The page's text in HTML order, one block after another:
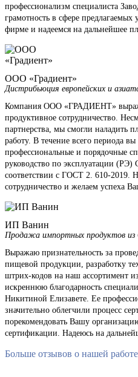
профессионализм специалиста
грамотность в сфере
фирме и надеемся на дальнейшее
ООО «Градиент»
Дистрибьюция европейских и
Компания ООО «ГРАДИЕНТ»
продуктивное сотрудничество.
партнерства, мы смогли наладить
работу. В течение всего периода вы
профессиональные и порядочные
руководство по эксплуатации (РЭ)
соответствии с ГОСТ 2. 610-2019.
сотрудничество и желаем успеха
ИП Ванин
Продажа импортных продуктов
Выражаю признательность за
пищевой продукции, разработку
штрих-кодов на наш ассортимент
искреннюю благодарность
Никитиной Елизавете. Ее
значительно облегчили процесс
порекомендовать Вашу
сертификации. Надеюсь на
Больше отзывов о нашей работе